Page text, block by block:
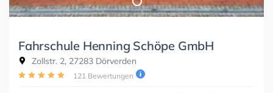
Fahrschule Henning Schöpe GmbH
Zollstr. 2, 27283 Dörverden
121 Bewertungen